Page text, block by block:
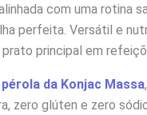
com uma rotina
perfeita. Versátil e
principal em
da Konjac Massa
zero glúten e zero